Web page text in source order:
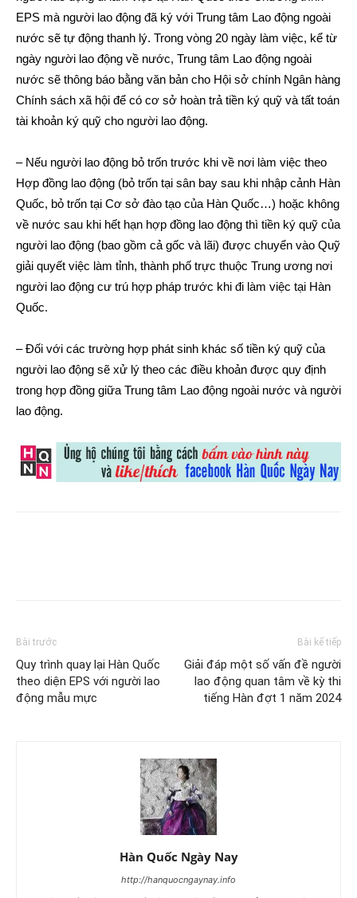
EPS mà người lao động đã ký với Trung tâm Lao động ngoài
nước sẽ tự động thanh lý. Trong vòng 20 ngày làm việc, kể từ
ngày người lao động về nước, Trung tâm Lao động ngoài
nước sẽ thông báo bằng văn bản cho Hội sở chính Ngân hàng
Chính sách xã hội để có cơ sở hoàn trả tiền ký quỹ và tất toán
tài khoản ký quỹ cho người lao động.
– Nếu người lao động bỏ trốn trước khi về nơi làm việc theo
Hợp đồng lao động (bỏ trốn tại sân bay sau khi nhập cảnh Hàn
Quốc, bỏ trốn tại Cơ sở đào tạo của Hàn Quốc…) hoặc không
về nước sau khi hết hạn hợp đồng lao động thì tiền ký quỹ của
người lao động (bao gồm cả gốc và lãi) được chuyển vào Quỹ
giải quyết việc làm tỉnh, thành phố trực thuộc Trung ương nơi
người lao động cư trú hợp pháp trước khi đi làm việc tại Hàn
Quốc.
– Đối với các trường hợp phát sinh khác số tiền ký quỹ của
người lao động sẽ xử lý theo các điều khoản được quy định
trong hợp đồng giữa Trung tâm Lao động ngoài nước và người
lao động.
Bài trước
Quy trình quay lại Hàn Quốc
theo diện EPS với người lao
động mẫu mực
Bài kế tiếp
Giải đáp một số vấn đề người
lao động quan tâm về kỳ thi
tiếng Hàn đợt 1 năm 2024
Hàn Quốc Ngày Nay
http://hanquocngaynay.info